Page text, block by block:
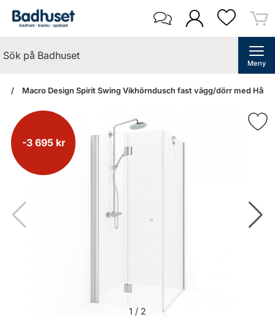
Meny
Macro Design Spirit Swing Vikhörndusch fast vägg/dörr med
-3 695 kr
1 / 2